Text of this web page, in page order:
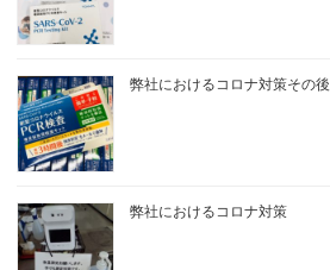
弊社におけるコロナ対策その後
弊社におけるコロナ対策